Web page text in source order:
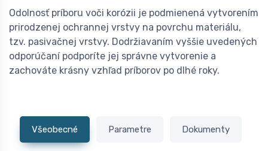
Odolnosť príboru voči korózii je podmienená vytvorením
prirodzenej ochrannej vrstvy na povrchu materiálu,
tzv. pasivačnej vrstvy. Dodržiavaním vyššie uvedených
odporúčaní podporíte jej správne vytvorenie a
zachováte krásny vzhľad príborov po dlhé roky.
Všeobecné Parametre Dokumenty